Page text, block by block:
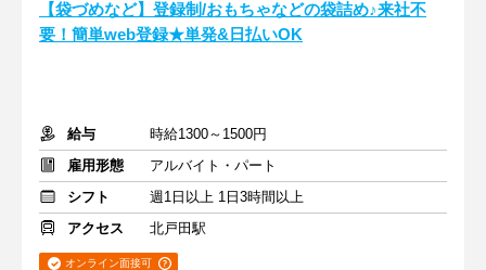
【袋づめなど】登録制/おもちゃなどの袋詰め♪来社不
要！簡単web登録★単発&日払いOK
給与
時給1300～1500円
雇用形態
アルバイト・パート
シフト
週1日以上 1日3時間以上
アクセス
北戸田駅
オンライン面接可